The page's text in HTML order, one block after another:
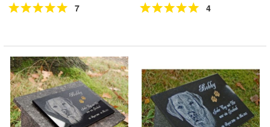
7 4